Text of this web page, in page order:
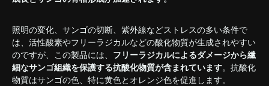
照明の変化、サンゴの切断、紫外線などストレスの多い条件で
は、活性酸素やフリーラジカルなどの酸化物質が生成されやすい
のですが、この製品には、 フリーラジカルによるダメージから繊
細なサンゴ組織を保護する抗酸化物質が含まれています。抗酸化
物質はサンゴの色、特に黄色とオレンジ色を促進します。